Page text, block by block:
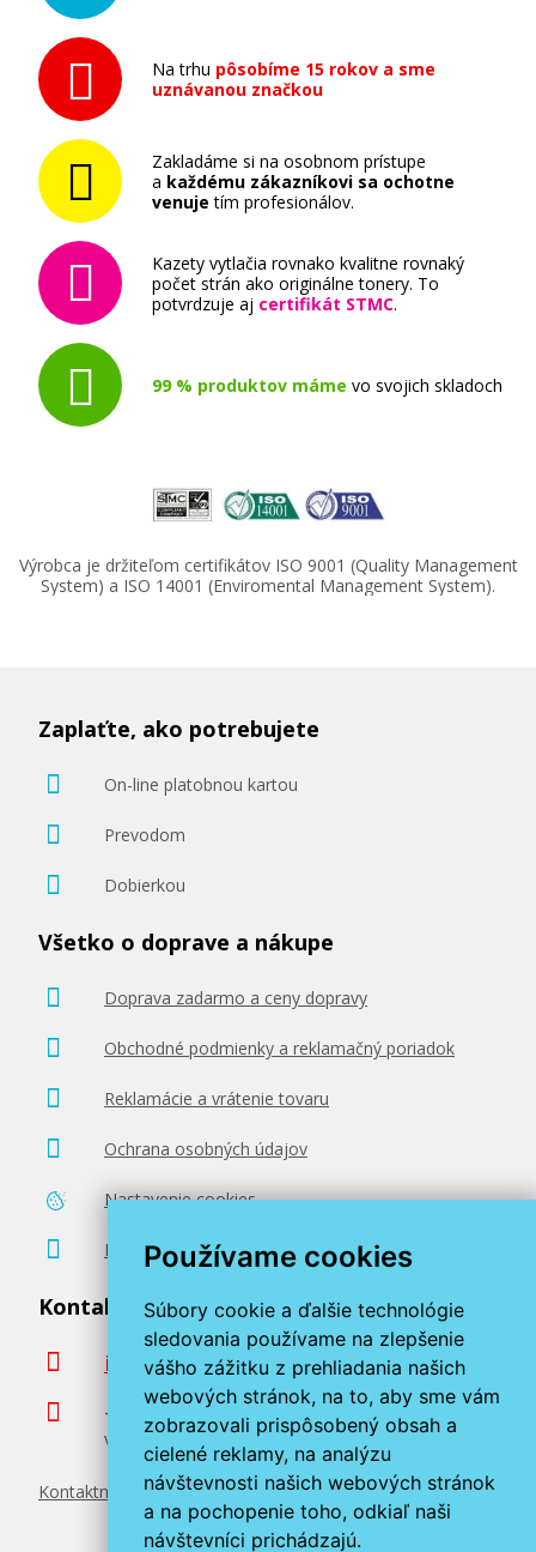
Používame cookies
Súbory cookie a ďalšie technológie
sledovania používame na zlepšenie
vášho zážitku z prehliadania našich
webových stránok, na to, aby sme vám
zobrazovali prispôsobený obsah a
cielené reklamy, na analýzu
návštevnosti našich webových stránok
a na pochopenie toho, odkiaľ naši
návštevníci prichádzajú.
Na trhu pôsobíme 15 rokov a sme
uznávanou značkou
Zakladáme si na osobnom prístupe
a každému zákazníkovi sa ochotne
venuje tím profesionálov.
Kazety vytlačia rovnako kvalitne rovnaký
počet strán ako originálne tonery. To
potvrdzuje aj certifikát STMC.
99 % produktov máme vo svojich skladoch
Výrobca je držiteľom certifikátov ISO 9001 (Quality Management
System) a ISO 14001 (Enviromental Management System).
Zaplaťte, ako potrebujete
On-line platobnou kartou
Prevodom
Dobierkou
Všetko o doprave a nákupe
Doprava zadarmo a ceny dopravy
Obchodné podmienky a reklamačný poriadok
Reklamácie a vrátenie tovaru
Ochrana osobných údajov
Nastavenie cookies
Poradenstvo zadarmo
Kontaktujte nás
info@miroluk.sk
+420 377 222 313
Volajte v pracovné dni od 8. do 17. hod.
Kontaktné údaje